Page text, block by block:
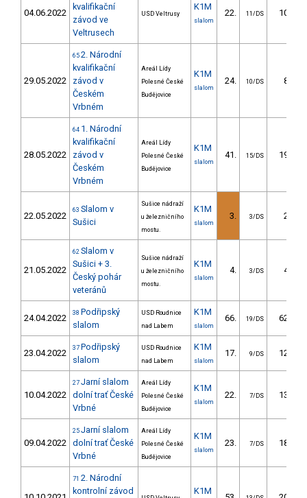
04.06.2022
kvalifikační
závod ve
Veltrusech
USD Veltrusy
K1M
slalom
22. 11/DS 10.77
29.05.2022
65 2. Národní
kvalifikační
závod v
Českém
Vrbném
Areál Lídy
Polesné České
Budějovice
K1M
slalom
24. 10/DS 8.22
28.05.2022
64 1. Národní
kvalifikační
závod v
Českém
Vrbném
Areál Lídy
Polesné České
Budějovice
K1M
slalom
41. 15/DS 19.35
22.05.2022
63 Slalom v
Sušici
Sušice nádraží
u železničního
mostu.
K1M
slalom
3. 3/DS 2.10
21.05.2022
62 Slalom v
Sušici + 3.
Český pohár
veteránů
Sušice nádraží
u železničního
mostu.
K1M
slalom
4. 3/DS 4.03
24.04.2022 38 Podřipský
slalom
USD Roudnice
nad Labem
K1M
slalom
66. 19/DS 62.36
23.04.2022 37 Podřipský
slalom
USD Roudnice
nad Labem
K1M
slalom
17. 9/DS 12.42
10.04.2022
27 Jarní slalom
dolní trať České
Vrbné
Areál Lídy
Polesné České
Budějovice
K1M
slalom
22. 7/DS 13.65
09.04.2022
25 Jarní slalom
dolní trať České
Vrbné
Areál Lídy
Polesné České
Budějovice
K1M
slalom
23. 7/DS 18.03
71 2. Národní
kontrolní závod
K1M